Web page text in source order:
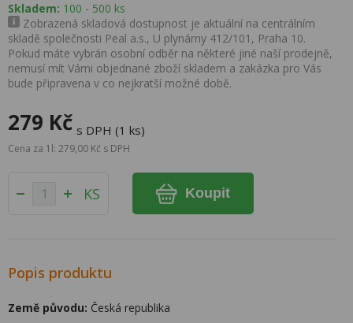
Skladem: 100 - 500 ks
Zobrazená skladová dostupnost je aktuální na centrálním
skladě společnosti Peal a.s., U plynárny 412/101, Praha 10.
Pokud máte vybrán osobní odběr na některé jiné naší prodejně,
nemusí mít Vámi objednané zboží skladem a zakázka pro Vás
bude připravena v co nejkratší možné době.
279 Kč s DPH (1 ks)
Cena za 1l: 279,00 Kč s DPH
KS Koupit
Popis produktu
Země původu: Česká republika